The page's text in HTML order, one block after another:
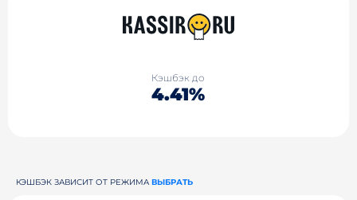
Кэшбэк до
4.41%
КЭШБЭК ЗАВИСИТ ОТ РЕЖИМА ВЫБРАТЬ